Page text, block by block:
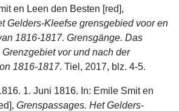
en Leen den Besten [red],
Gelders-Kleefse grensgebied voor en
1816-1817. Grensgänge. Das
vor und nach der
1816-1817. Tiel, 2017, blz. 4-5.
1. Juni 1816. In: Emile Smit en
Grenspassages. Het Gelders-